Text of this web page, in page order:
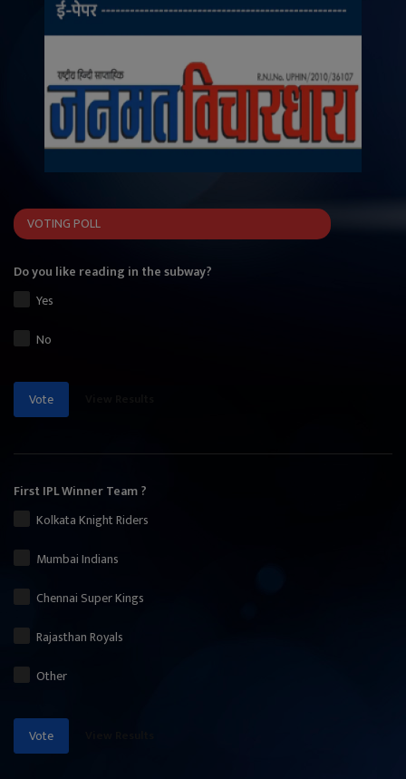
VOTING POLL
Do you like reading in the subway?
Yes
No
Vote
First IPL Winner Team ?
Kolkata Knight Riders
Mumbai Indians
Chennai Super Kings
Rajasthan Royals
Other
Vote